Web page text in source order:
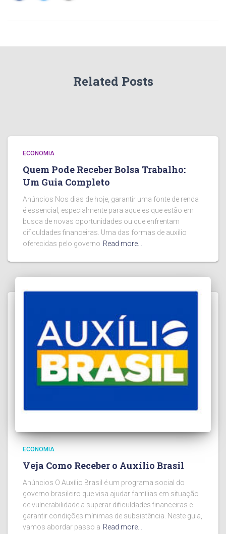
Related Posts
ECONOMIA
Quem Pode Receber Bolsa Trabalho:
Um Guia Completo
Anúncios Nos dias de hoje, garantir uma fonte de renda
é essencial, especialmente para aqueles que estão em
busca de novas oportunidades ou que enfrentam
dificuldades financeiras. Uma das formas de auxílio
oferecidas pelo governo Read more…
ECONOMIA
Veja Como Receber o Auxílio Brasil
Anúncios O Auxílio Brasil é um programa social do
governo brasileiro que visa ajudar famílias em situação
de vulnerabilidade a superar dificuldades financeiras e
garantir condições mínimas de subsistência. Neste guia,
vamos abordar passo a Read more…